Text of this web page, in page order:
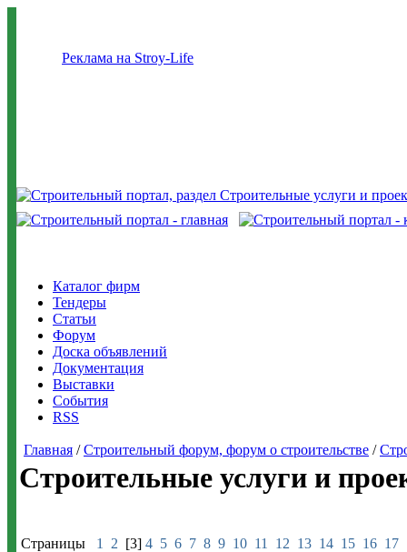
Реклама на Stroy-Life
Каталог фирм
Тендеры
Статьи
Форум
Доска объявлений
Документация
Выставки
События
RSS
Главная /Строительный форум, форум о строительстве /
Строительные услуги и
Страницы 1 2 [3] 4 5 6 7 8 9 10 11 12 13 14 15 16 17